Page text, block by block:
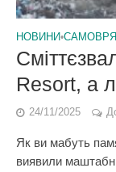
НОВИНИ•
Resort, а
24/11/2025
Як ви мабуть
виявили